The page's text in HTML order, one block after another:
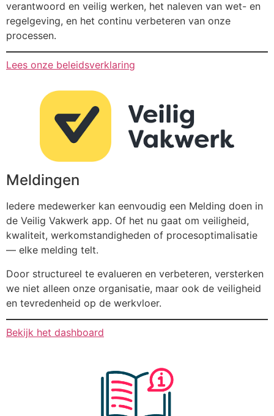
verantwoord en veilig werken, het naleven van wet- en
regelgeving, en het continu verbeteren van onze
processen.
Lees onze beleidsverklaring
Meldingen
Iedere medewerker kan eenvoudig een Melding doen in
de Veilig Vakwerk app. Of het nu gaat om veiligheid,
kwaliteit, werkomstandigheden of procesoptimalisatie
— elke melding telt.
Door structureel te evalueren en verbeteren, versterken
we niet alleen onze organisatie, maar ook de veiligheid
en tevredenheid op de werkvloer.
Bekijk het dashboard